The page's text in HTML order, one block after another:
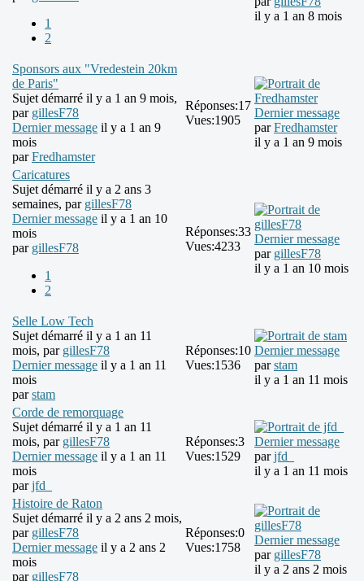
1
2
il y a 1 an 8 mois
Sponsors aux "Vredestein 20km
de Paris"
Sujet démarré il y a 1 an 9 mois,
par gillesF78
Dernier message il y a 1 an 9
mois
parFredhamster
Réponses:17
Vues:1905
Dernier message
parFredhamster
il y a 1 an 9 mois
Caricatures
Sujet démarré il y a 2 ans 3
semaines, par gillesF78
Dernier message il y a 1 an 10
mois
par gillesF78
1
2
Réponses:33
Vues:4233
Dernier message
par gillesF78
il y a 1 an 10 mois
Selle Low Tech
Sujet démarré il y a 1 an 11
mois, par gillesF78
Dernier message il y a 1 an 11
mois
parstam
Réponses:10
Vues:1536
Dernier message
parstam
il y a 1 an 11 mois
Corde de remorquage
Sujet démarré il y a 1 an 11
mois, par gillesF78
Dernier message il y a 1 an 11
mois
parjfd_
Réponses:3
Vues:1529
Dernier message
parjfd_
il y a 1 an 11 mois
Histoire de Raton
Sujet démarré il y a 2 ans 2 mois,
par gillesF78
Dernier message il y a 2 ans 2
mois
par gillesF78
Réponses:0
Vues:1758
Dernier message
par gillesF78
il y a 2 ans 2 mois